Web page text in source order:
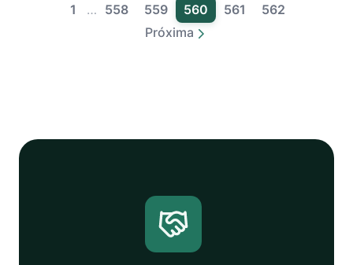
1
… 558 559 560 561
562
Próxima